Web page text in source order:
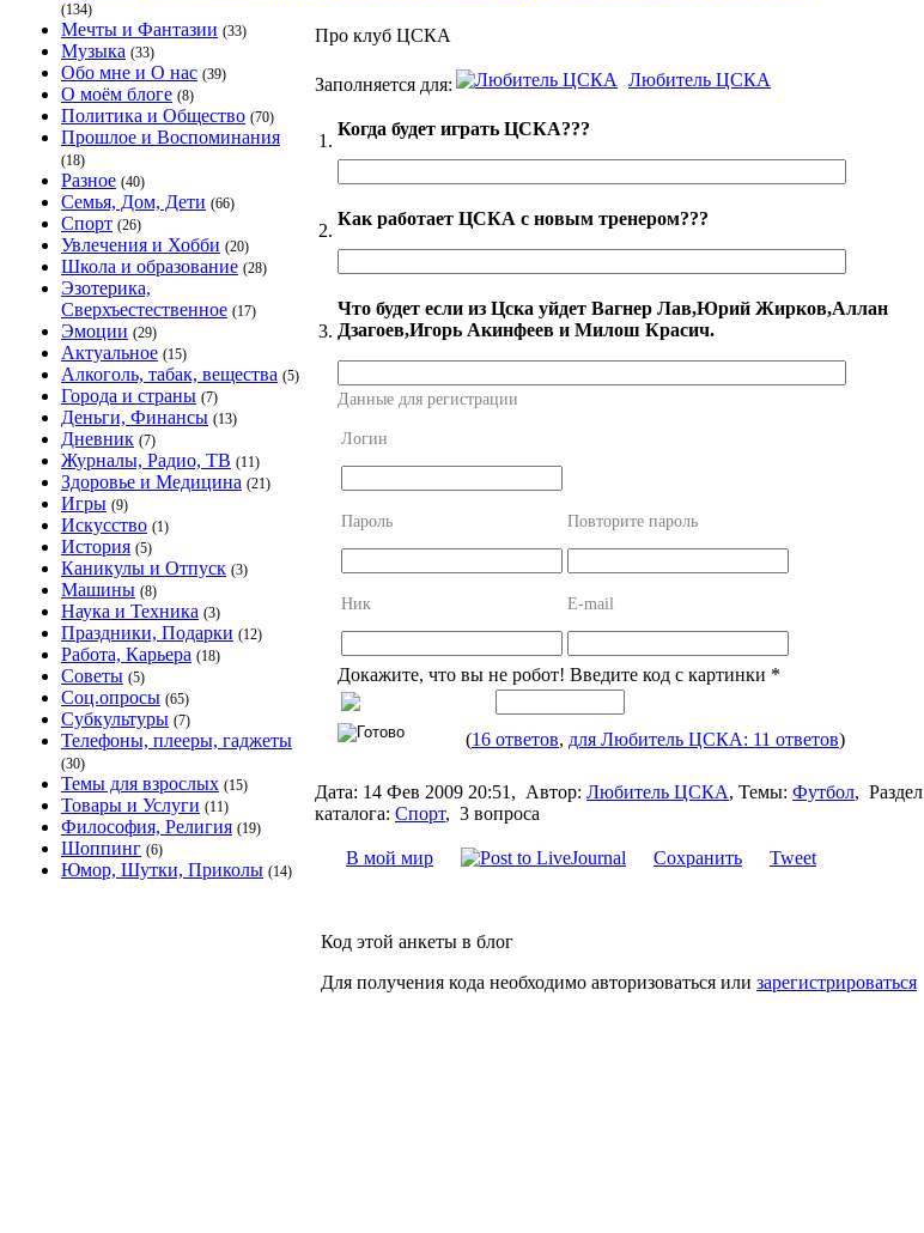
(134)
Мечты и Фантазии (33)
Музыка (33)
Обо мне и О нас (39)
О моём блоге (8)
Политика и Общество (70)
Прошлое и Воспоминания
(18)
Разное (40)
Семья, Дом, Дети (66)
Спорт (26)
Увлечения и Хобби (20)
Школа и образование (28)
Эзотерика,
Сверхъестественное (17)
Эмоции (29)
Актуальное (15)
Алкоголь, табак, вещества (5)
Города и страны (7)
Деньги, Финансы (13)
Дневник (7)
Журналы, Радио, ТВ (11)
Здоровье и Медицина (21)
Игры (9)
Искусство (1)
История (5)
Каникулы и Отпуск (3)
Машины (8)
Наука и Техника (3)
Праздники, Подарки (12)
Работа, Карьера (18)
Советы (5)
Соц.опросы (65)
Субкультуры (7)
Телефоны, плееры, гаджеты
(30)
Темы для взрослых (15)
Товары и Услуги (11)
Философия, Религия (19)
Шоппинг (6)
Юмор, Шутки, Приколы (14)
Про клуб ЦСКА
Заполняется для: Любитель ЦСКА
1.
Когда будет играть ЦСКА???
2.
Как работает ЦСКА с новым тренером???
3.
Что будет если из Цска уйдет Вагнер Лав,Юрий Жирков,Аллан
Дзагоев,Игорь Акинфеев и Милош Красич.
Данные для регистрации
Логин
Пароль Повторите пароль
Ник E-mail
Докажите, что вы не робот! Введите код с картинки *
(16 ответов, для Любитель ЦСКА: 11 ответов)
Дата: 14 Фев 2009 20:51, Автор: Любитель ЦСКА, Темы: Футбол, Раздел
каталога: Спорт, 3 вопроса
В мой мир Сохранить Tweet
Код этой анкеты в блог
Для получения кода необходимо авторизоваться или зарегистрироваться